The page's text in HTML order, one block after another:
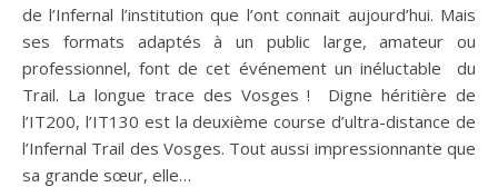
de l’Infernal l’institution que l’ont connait aujourd’hui. Mais
ses formats adaptés à un public large, amateur ou
professionnel, font de cet événement un inéluctable du
Trail. La longue trace des Vosges ! ​ Digne héritière de
l’IT200, l’IT130 est la deuxième course d’ultra-distance de
l’Infernal Trail des Vosges. Tout aussi impressionnante que
sa grande sœur, elle…